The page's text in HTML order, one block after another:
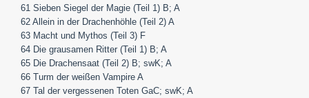
61 Sieben Siegel der Magie (Teil 1) B; A
62 Allein in der Drachenhöhle (Teil 2) A
63 Macht und Mythos (Teil 3) F
64 Die grausamen Ritter (Teil 1) B; A
65 Die Drachensaat (Teil 2) B; swK; A
66 Turm der weißen Vampire A
67 Tal der vergessenen Toten GaC; swK; A